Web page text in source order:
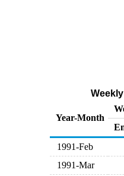
Year-Month
1991-Feb
1991-Mar